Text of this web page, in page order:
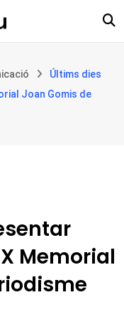
Últims dies
Joan Gomis de
Memorial